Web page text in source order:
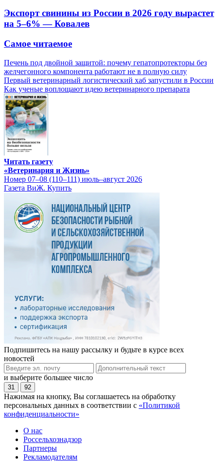
Экспорт свинины из России в 2026 году вырастет
на 5–6% — Ковалев
Самое читаемое
Печень под двойной защитой: почему гепатопротекторы без
желчегонного компонента работают не в полную силу
Первый ветеринарный логистический хаб запустили в России
Как ученые воплощают идею ветеринарного препарата
Читать газету
«Ветеринария и Жизнь»
Номер 07–08 (110–111) июль–август 2026
Газета ВиЖ. Купить
Подпишитесь на нашу рассылку и будьте в курсе всех
новостей
и выберите большее число
31 92
Нажимая на кнопку, Вы соглашаетесь на обработку
персональных данных в соответствии с «Политикой
конфиденциальности»
О нас
Россельхознадзор
Партнеры
Рекламодателям